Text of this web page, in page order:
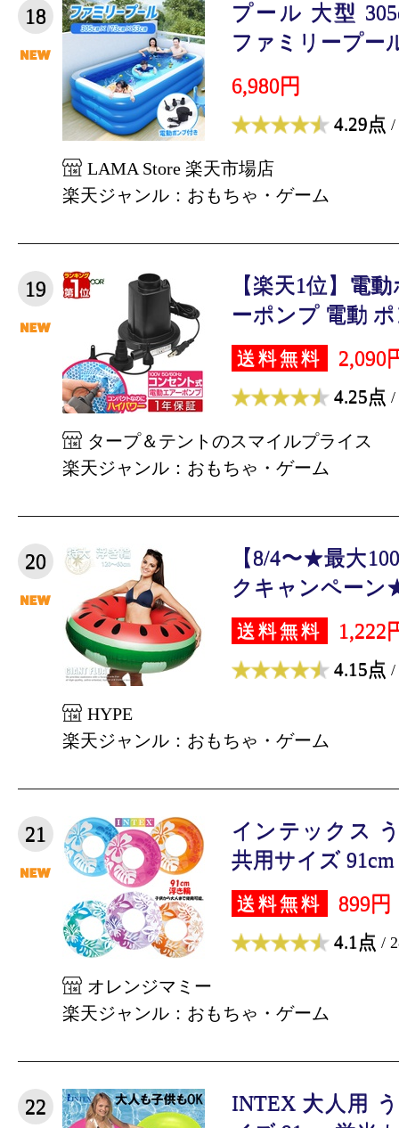
18
プール 大型
ファミリープー
6,980円
4.29点 /
LAMA Store 楽天市場店
楽天ジャンル：おもちゃ・ゲーム
19
【楽天1位】電
ーポンプ 電動
送料無料 2,090
4.25点 /
タープ＆テントのスマイルプライス
楽天ジャンル：おもちゃ・ゲーム
20
【8/4〜★最大
クキャンペーン
送料無料 1,222
4.15点 /
HYPE
楽天ジャンル：おもちゃ・ゲーム
21
インテックス
共用サイズ
送料無料 899円
4.1点 /
オレンジマミー
楽天ジャンル：おもちゃ・ゲーム
22
INTEX 大人用